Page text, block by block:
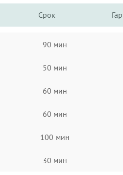
Срок
90 мин
50 мин
60 мин
60 мин
100 мин
30 мин